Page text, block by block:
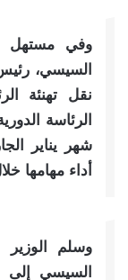
وفي مستهل
السيسي،
نقل تهنئة
الرئاسة
شهر يناير
أداء مهامها
وسلم
السيسي إلى